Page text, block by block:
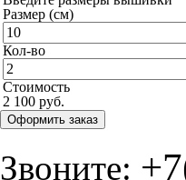
© ателье
корпус 1.